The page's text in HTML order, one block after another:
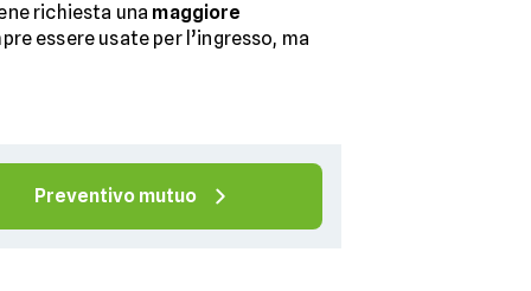
richiesta una maggiore
essere usate per l’ingresso, ma
Preventivo mutuo